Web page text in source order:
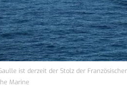
ist derzeit der Stolz der
Marine